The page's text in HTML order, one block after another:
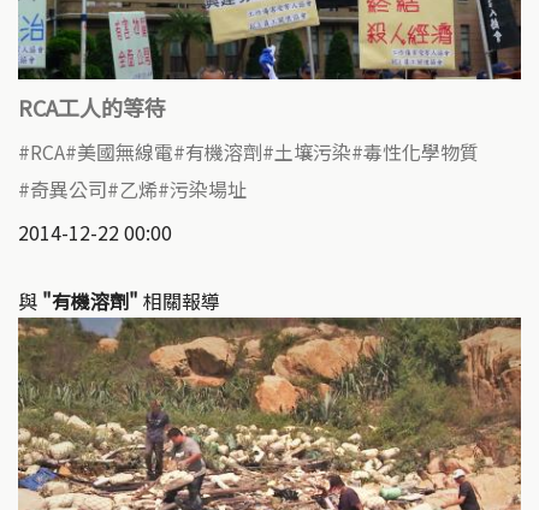
RCA工人的等待
RCA 美國無線電 有機溶劑 土壤污染 毒性化學物質
奇異公司 乙烯 污染場址
2014-12-22 00:00
與 "有機溶劑" 相關報導